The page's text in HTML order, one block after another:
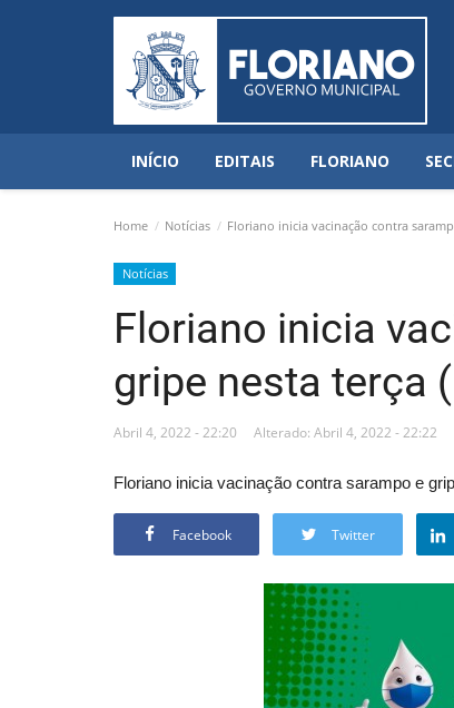
INÍCIO EDITAIS FLORIANO
Home Notícias Floriano inicia vacinação contra
Notícias
Floriano inicia
gripe nesta terça
Abril 4, 2022 - 22:20 Alterado: Abril 4, 2022 - 22:22
Floriano inicia vacinação contra sarampo e
Facebook Twitter